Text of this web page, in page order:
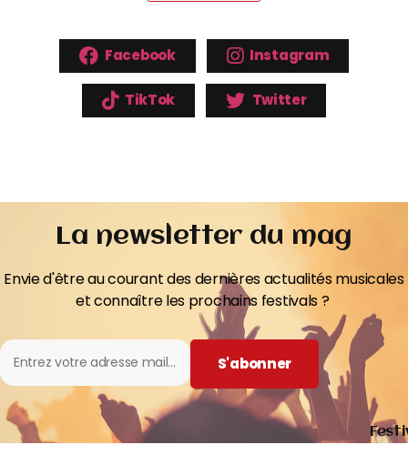
Facebook Instagram
TikTok Twitter
La newsletter du mag
Envie d'être au courant des dernières actualités musicales
et connaître les prochains festivals ?
S'abonner